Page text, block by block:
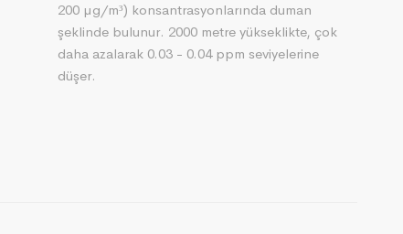
200 µg/m³) konsantrasyonlarında duman
şeklinde bulunur. 2000 metre yükseklikte, çok
daha azalarak 0.03 - 0.04 ppm seviyelerine
düşer.